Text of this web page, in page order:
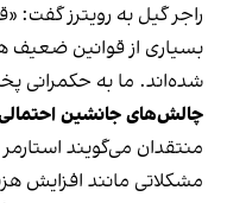
راجر گیل به رویترز
بسیاری از قوانین ضعیف
شده‌اند. ما به حکمرانی
چالش‌های جانشین
منتقدان می‌گویند
مشکلاتی مانند افزایش